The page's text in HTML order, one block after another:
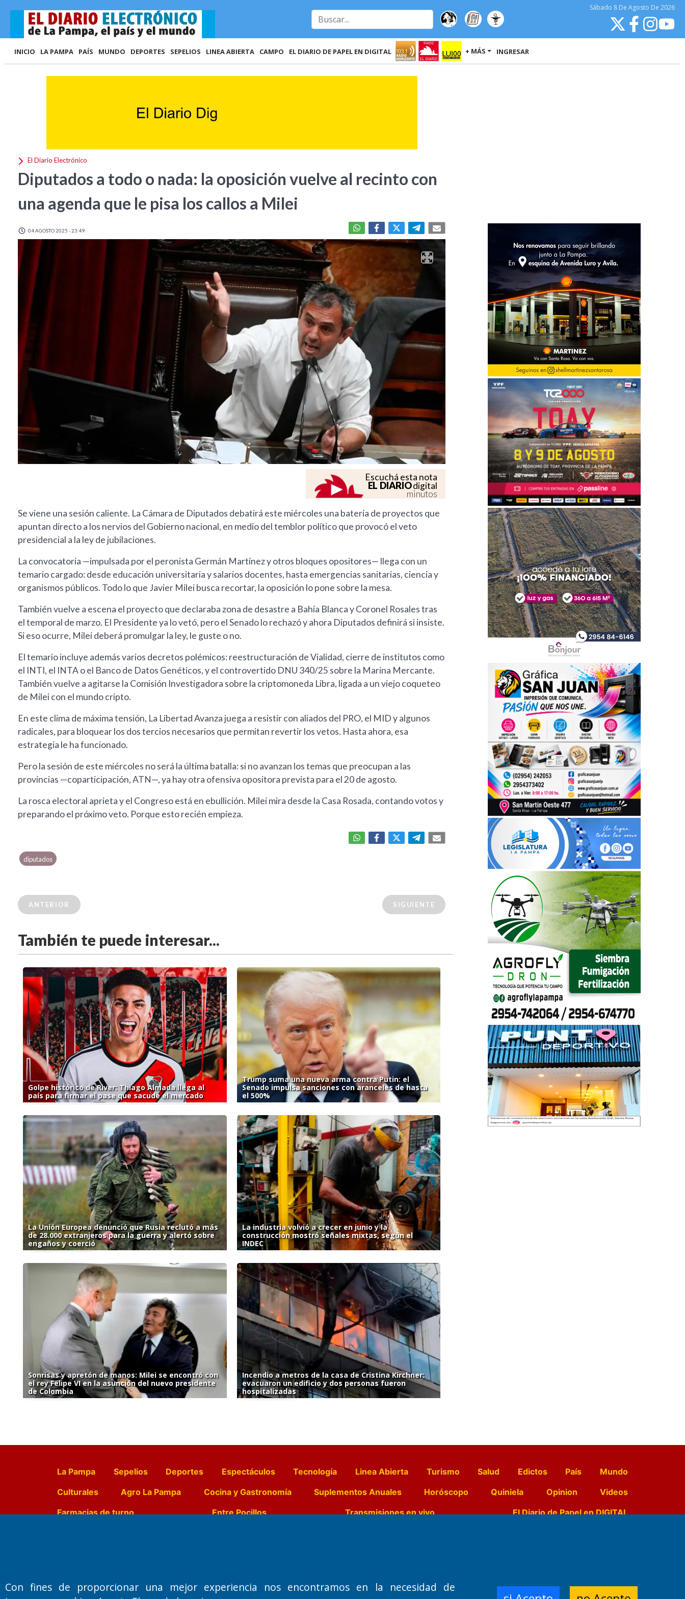
Sábado 8 De Agosto De 2026
INICIO LA PAMPA PAÍS MUNDO DEPORTES SEPELIOS LINEA ABIERTA CAMPO EL DIARIO DE PAPEL EN DIGITAL + MÁS INGRESAR
El Diario Electrónico
Diputados a todo o nada: la oposición vuelve al recinto con
una agenda que le pisa los callos a Milei
04 AGOSTO 2025 - 23:49
Escuchá esta nota
EL DIARIOdigital
minutos
Se viene una sesión caliente. La Cámara de Diputados debatirá este miércoles una batería de proyectos que
apuntan directo a los nervios del Gobierno nacional, en medio del temblor político que provocó el veto
presidencial a la ley de jubilaciones.
La convocatoria —impulsada por el peronista Germán Martínez y otros bloques opositores— llega con un
temario cargado: desde educación universitaria y salarios docentes, hasta emergencias sanitarias, ciencia y
organismos públicos. Todo lo que Javier Milei busca recortar, la oposición lo pone sobre la mesa.
También vuelve a escena el proyecto que declaraba zona de desastre a Bahía Blanca y Coronel Rosales tras
el temporal de marzo. El Presidente ya lo vetó, pero el Senado lo rechazó y ahora Diputados definirá si insiste.
Si eso ocurre, Milei deberá promulgar la ley, le guste o no.
El temario incluye además varios decretos polémicos: reestructuración de Vialidad, cierre de institutos como
el INTI, el INTA o el Banco de Datos Genéticos, y el controvertido DNU 340/25 sobre la Marina Mercante.
También vuelve a agitarse la Comisión Investigadora sobre la criptomoneda Libra, ligada a un viejo coqueteo
de Milei con el mundo cripto.
En este clima de máxima tensión, La Libertad Avanza juega a resistir con aliados del PRO, el MID y algunos
radicales, para bloquear los dos tercios necesarios que permitan revertir los vetos. Hasta ahora, esa
estrategia le ha funcionado.
Pero la sesión de este miércoles no será la última batalla: si no avanzan los temas que preocupan a las
provincias —coparticipación, ATN—, ya hay otra ofensiva opositora prevista para el 20 de agosto.
La rosca electoral aprieta y el Congreso está en ebullición. Milei mira desde la Casa Rosada, contando votos y
preparando el próximo veto. Porque esto recién empieza.
diputados
ANTERIOR SIGUIENTE
También te puede interesar...
Golpe histórico de River: Thiago Almada llega al
país para firmar el pase que sacude el mercado
Trump suma una nueva arma contra Putin: el
Senado impulsa sanciones con aranceles de hasta
el 500%
La Unión Europea denunció que Rusia reclutó a más
de 28.000 extranjeros para la guerra y alertó sobre
engaños y coerció
La industria volvió a crecer en junio y la
construcción mostró señales mixtas, según el
INDEC
Sonrisas y apretón de manos: Milei se encontró con
el rey Felipe VI en la asunción del nuevo presidente
de Colombia
Incendio a metros de la casa de Cristina Kirchner:
evacuaron un edificio y dos personas fueron
hospitalizadas
La Pampa Sepelios Deportes Espectáculos Tecnología Linea Abierta Turismo Salud Edictos País
Mundo
Culturales
Agro La Pampa Cocina y Gastronomía Suplementos Anuales Horóscopo Quiniela Opinion
Videos
Farmacias de turno
Entre Pocillos Transmisiones en vivo El Diario de Papel en DIGITAL
Primera edición: Domingo 3 de Mayo de 1992
Miembro de ADIRA,ADEPA y CPPAL
Santa Rosa, La Pampa.
Número de Registro DNDA:
Dr. Jorge Ricardo Nemesio
Redacción, Administración,
Con fines de proporcionar una mejor experiencia nos encontramos en la necesidad de